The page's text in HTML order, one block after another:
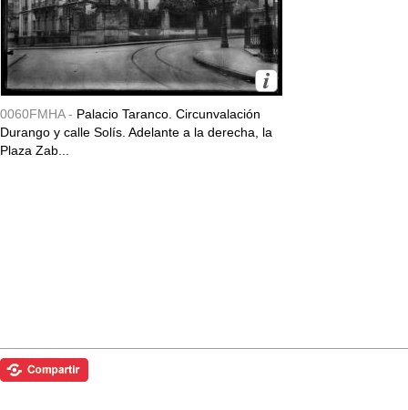
0060FMHA - Palacio Taranco. Circunvalación
Durango y calle Solís. Adelante a la derecha, la
Plaza Zab...